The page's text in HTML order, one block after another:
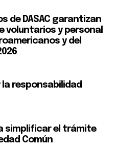
de DASAC garantizan
voluntarios y personal
y del
la responsabilidad
simplificar el trámite
Común